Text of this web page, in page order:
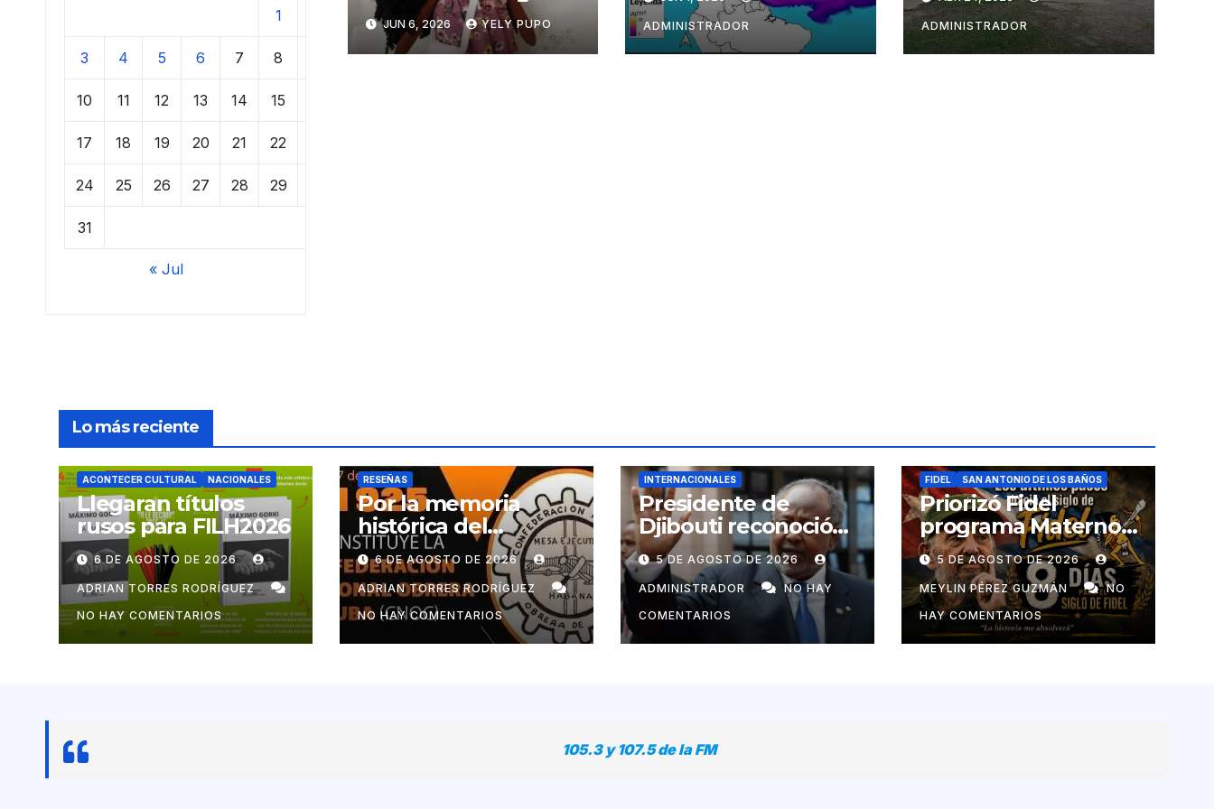
1
3 4 5 6 7 8
10 11 12 13 14 15
17 18 19 20 21 22
24 25 26 27 28 29
31
« Jul
JUN 6, 2026 YELY PUPO ADMINISTRADOR ADMINISTRADOR
Lo más reciente
ACONTECER CULTURAL NACIONALES
Llegaran títulos
rusos para FILH2026
6 DE AGOSTO DE 2026
ADRIAN TORRES RODRÍGUEZ
NO HAY COMENTARIOS
RESEÑAS
Por la memoria
histórica del
movimiento obrero
cubano
6 DE AGOSTO DE 2026
ADRIAN TORRES RODRÍGUEZ
NO HAY COMENTARIOS
INTERNACIONALES
Presidente de
Djibouti reconoció
labor de
colaboradores de
Cuba
5 DE AGOSTO DE 2026
ADMINISTRADOR
NO HAY
COMENTARIOS
FIDEL SAN ANTONIO DE LOS BAÑOS
Priorizó Fidel
programa Materno
Infantil en el pais
5 DE AGOSTO DE 2026
MEYLIN PÉREZ GUZMÁN
NO
HAY COMENTARIOS
105.3 y 107.5 de la FM